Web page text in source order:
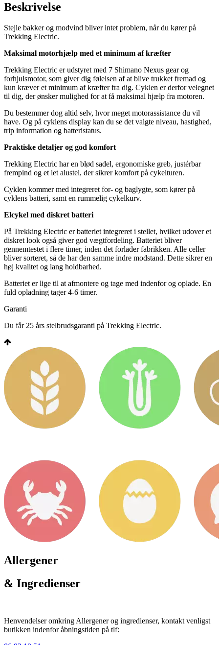
Beskrivelse
Stejle bakker og modvind bliver intet problem, når du kører på
Trekking Electric.
Maksimal motorhjælp med et minimum af kræfter
Trekking Electric er udstyret med 7 Shimano Nexus gear og
forhjulsmotor, som giver dig følelsen af at blive trukket fremad og
kun kræver et minimum af kræfter fra dig. Cyklen er derfor velegnet
til dig, der ønsker mulighed for at få maksimal hjælp fra motoren.
Du bestemmer dog altid selv, hvor meget motorassistance du vil
have. Og på cyklens display kan du se det valgte niveau, hastighed,
trip information og batteristatus.
Praktiske detaljer og god komfort
Trekking Electric har en blød sadel, ergonomiske greb, justérbar
frempind og et let alustel, der sikrer komfort på cykelturen.
Cyklen kommer med integreret for- og baglygte, som kører på
cyklens batteri, samt en rummelig cykelkurv.
Elcykel med diskret batteri
På Trekking Electric er batteriet integreret i stellet, hvilket udover et
diskret look også giver god vægtfordeling. Batteriet bliver
gennemtestet i flere timer, inden det forlader fabrikken. Alle celler
bliver sorteret, så de har den samme indre modstand. Dette sikrer en
høj kvalitet og lang holdbarhed.
Batteriet er lige til at afmontere og tage med indenfor og oplade. En
fuld opladning tager 4-6 timer.
Garanti
Du får 25 års stelbrudsgaranti på Trekking Electric.
Allergener
& Ingredienser
Henvendelser omkring Allergener og ingredienser, kontakt venligst
butikken indenfor åbningstiden på tlf: